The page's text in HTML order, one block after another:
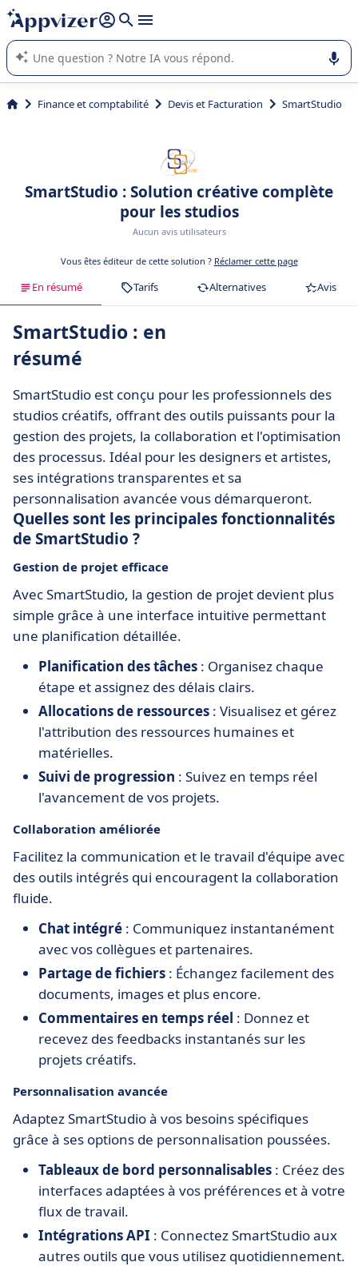
répondre (plusieurs lignes avec
L'IA de Appvizer vous guide dans l'utilisation ou la sélection de
logiciel SaaS en entreprise.
Finance et comptabilité Devis et Facturation SmartStudio
SmartStudio : Solution créative complète
pour les studios
Aucun avis utilisateurs
Vous êtes éditeur de cette solution ? Réclamer cette page
En résumé Tarifs Alternatives Avis
SmartStudio : en
résumé
SmartStudio est conçu pour les professionnels des
studios créatifs, offrant des outils puissants pour la
gestion des projets, la collaboration et l'optimisation
des processus. Idéal pour les designers et artistes,
ses intégrations transparentes et sa
personnalisation avancée vous démarqueront.
Quelles sont les principales fonctionnalités
de SmartStudio ?
Gestion de projet efficace
Avec SmartStudio, la gestion de projet devient plus
simple grâce à une interface intuitive permettant
une planification détaillée.
Planification des tâches : Organisez chaque
étape et assignez des délais clairs.
Allocations de ressources : Visualisez et gérez
l'attribution des ressources humaines et
matérielles.
Suivi de progression : Suivez en temps réel
l'avancement de vos projets.
Collaboration améliorée
Facilitez la communication et le travail d'équipe avec
des outils intégrés qui encouragent la collaboration
fluide.
Chat intégré : Communiquez instantanément
avec vos collègues et partenaires.
Partage de fichiers : Échangez facilement des
documents, images et plus encore.
Commentaires en temps réel : Donnez et
recevez des feedbacks instantanés sur les
projets créatifs.
Personnalisation avancée
Adaptez SmartStudio à vos besoins spécifiques
grâce à ses options de personnalisation poussées.
Tableaux de bord personnalisables : Créez des
interfaces adaptées à vos préférences et à votre
flux de travail.
Intégrations API : Connectez SmartStudio aux
autres outils que vous utilisez quotidiennement.